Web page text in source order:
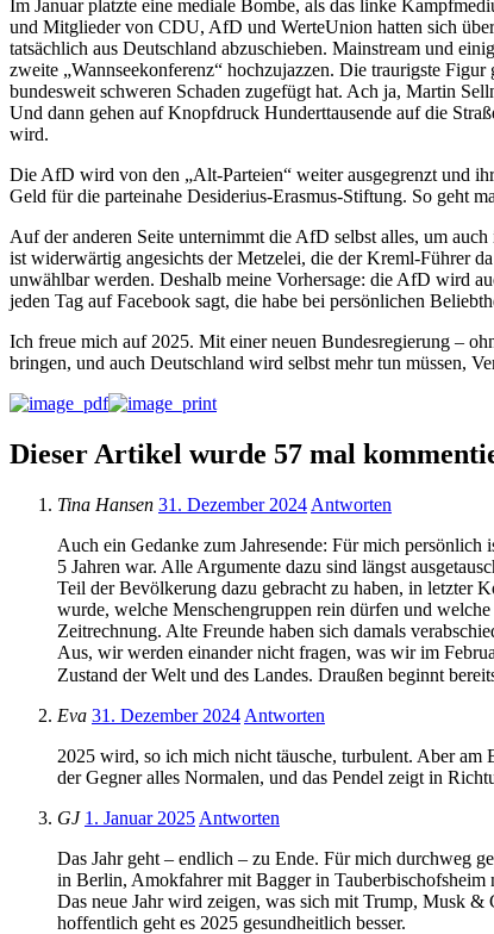
Im Januar platzte eine mediale Bombe, als das linke
und Mitglieder von CDU, AfD und WerteUnion hatten sich
tatsächlich aus Deutschland abzuschieben. Mainstream und
zweite „Wannseekonferenz“ hochzujazzen. Die traurigste
bundesweit schweren Schaden zugefügt hat. Ach ja, Martin
Und dann gehen auf Knopfdruck Hunderttausende auf die
wird.
Die AfD wird von den „Alt-Parteien“ weiter ausgegrenzt und
Geld für die parteinahe Desiderius-Erasmus-Stiftung. So geht
Auf der anderen Seite unternimmt die AfD selbst alles, um
ist widerwärtig angesichts der Metzelei, die der Kreml-Führer
unwählbar werden. Deshalb meine Vorhersage: die AfD wird
jeden Tag auf Facebook sagt, die habe bei persönlichen
Ich freue mich auf 2025. Mit einer neuen Bundesregierung –
bringen, und auch Deutschland wird selbst mehr tun müssen,
Dieser Artikel wurde 57 mal
Tina Hansen 31. Dezember 2024 Antworten
Auch ein Gedanke zum Jahresende: Für mich
5 Jahren war. Alle Argumente dazu sind längst
Teil der Bevölkerung dazu gebracht zu haben, in letzter
wurde, welche Menschengruppen rein dürfen und
Zeitrechnung. Alte Freunde haben sich damals
Aus, wir werden einander nicht fragen, was wir im
Zustand der Welt und des Landes. Draußen beginnt
Eva 31. Dezember 2024 Antworten
2025 wird, so ich mich nicht täusche, turbulent. Aber am
der Gegner alles Normalen, und das Pendel zeigt in
GJ 1. Januar 2025 Antworten
Das Jahr geht – endlich – zu Ende. Für mich durchweg
in Berlin, Amokfahrer mit Bagger in Tauberbischofsheim
Das neue Jahr wird zeigen, was sich mit Trump, Musk
hoffentlich geht es 2025 gesundheitlich besser.